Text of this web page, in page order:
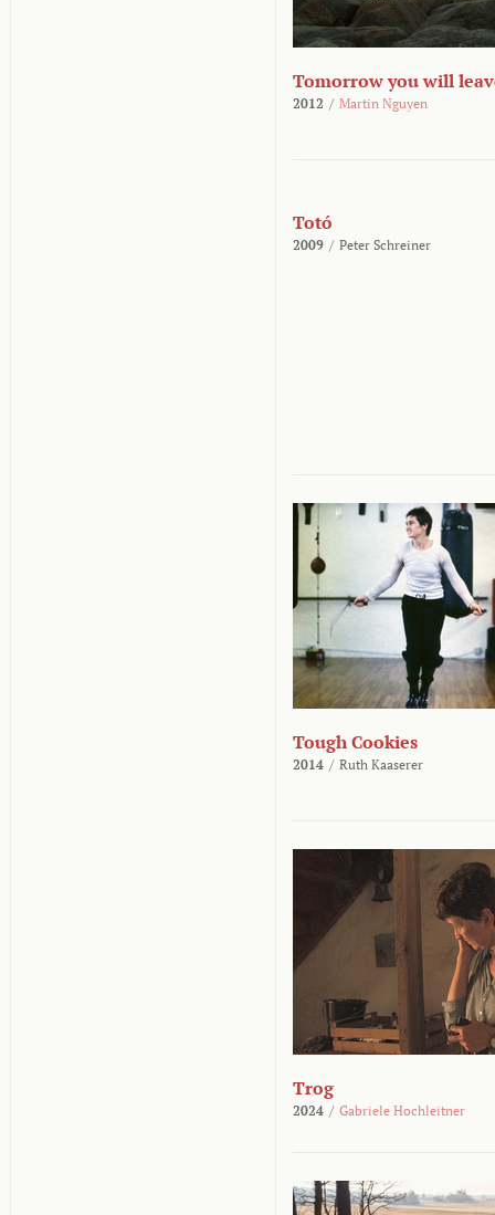
Tomorrow you will
2012 / Martin Nguyen
Totó
2009 / Peter Schreiner
Tough Cookies
2014 / Ruth Kaaserer
Trog
2024 / Gabriele Hochleitner